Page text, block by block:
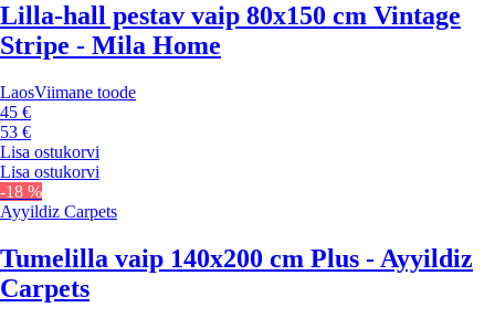
Lilla-hall pestav vaip 80x150 cm Vintage
Stripe - Mila Home
LaosViimane toode
45 €
53 €
Lisa ostukorvi
Lisa ostukorvi
-18 %
Ayyildiz Carpets
Tumelilla vaip 140x200 cm Plus - Ayyildiz
Carpets